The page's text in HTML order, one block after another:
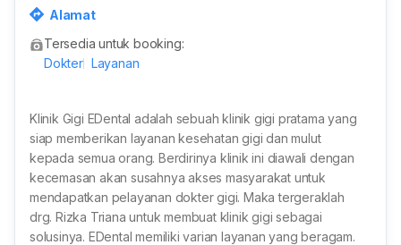
Alamat
Tersedia untuk booking:
Dokter Layanan
Klinik Gigi EDental adalah sebuah klinik gigi pratama yang
siap memberikan layanan kesehatan gigi dan mulut
kepada semua orang. Berdirinya klinik ini diawali dengan
kecemasan akan susahnya akses masyarakat untuk
mendapatkan pelayanan dokter gigi. Maka tergeraklah
drg. Rizka Triana untuk membuat klinik gigi sebagai
solusinya. EDental memiliki varian layanan yang beragam.